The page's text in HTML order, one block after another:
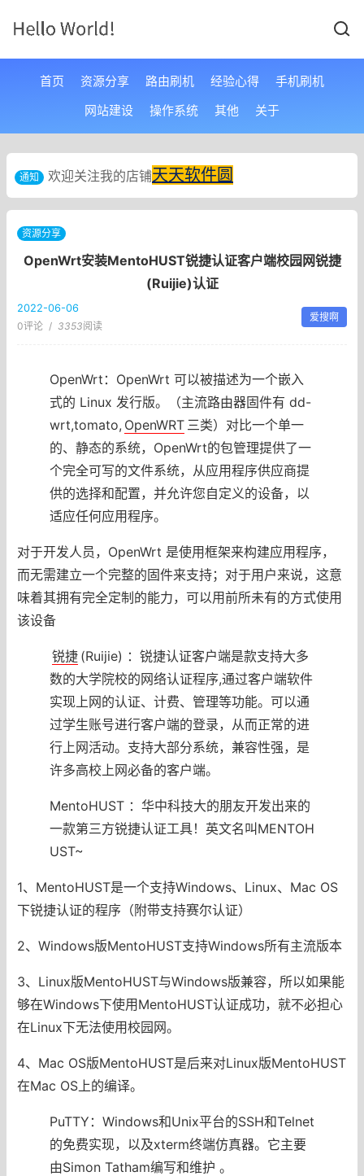
首页 资源分享 路由刷机 经验心得
手机刷机
网站建设
操作系统 其他 关于
通知 欢迎关注我的店铺天天软件圆
资源分享
OpenWrt安装MentoHUST锐捷认证客户端校园网锐捷
(Ruijie)认证
2022-06-06
0评论 / 3353阅读
爱搜啊
OpenWrt：OpenWrt 可以被描述为一个嵌入
式的 Linux 发行版。（主流路由器固件有 dd-
wrt,tomato, OpenWRT 三类）对比一个单一
的、静态的系统，OpenWrt的包管理提供了一
个完全可写的文件系统，从应用程序供应商提
供的选择和配置，并允许您自定义的设备，以
适应任何应用程序。
对于开发人员，OpenWrt 是使用框架来构建应用程序，
而无需建立一个完整的固件来支持；对于用户来说，这意
味着其拥有完全定制的能力，可以用前所未有的方式使用
该设备
锐捷 (Ruijie) ：锐捷认证客户端是款支持大多
数的大学院校的网络认证程序,通过客户端软件
实现上网的认证、计费、管理等功能。可以通
过学生账号进行客户端的登录，从而正常的进
行上网活动。支持大部分系统，兼容性强，是
许多高校上网必备的客户端。
MentoHUST ：华中科技大的朋友开发出来的
一款第三方锐捷认证工具！英文名叫MENTOH
UST~
1、MentoHUST是一个支持Windows、Linux、Mac OS
下锐捷认证的程序（附带支持赛尔认证）
2、Windows版MentoHUST支持Windows所有主流版本
3、Linux版MentoHUST与Windows版兼容，所以如果能
够在Windows下使用MentoHUST认证成功，就不必担心
在Linux下无法使用校园网。
4、Mac OS版MentoHUST是后来对Linux版MentoHUST
在Mac OS上的编译。
PuTTY：Windows和Unix平台的SSH和Telnet
的免费实现，以及xterm终端仿真器。它主要
由Simon Tatham编写和维护 。